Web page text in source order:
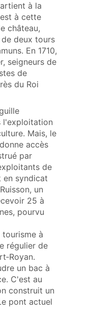
à la
à cette
château,
deux tours
En 1710,
seigneurs de
de
du Roi
l'exploitation
Mais, le
accès
par
de
en syndicat
un
25 à
pourvu
à
régulier de
un bac à
C'est au
construit un
pont actuel